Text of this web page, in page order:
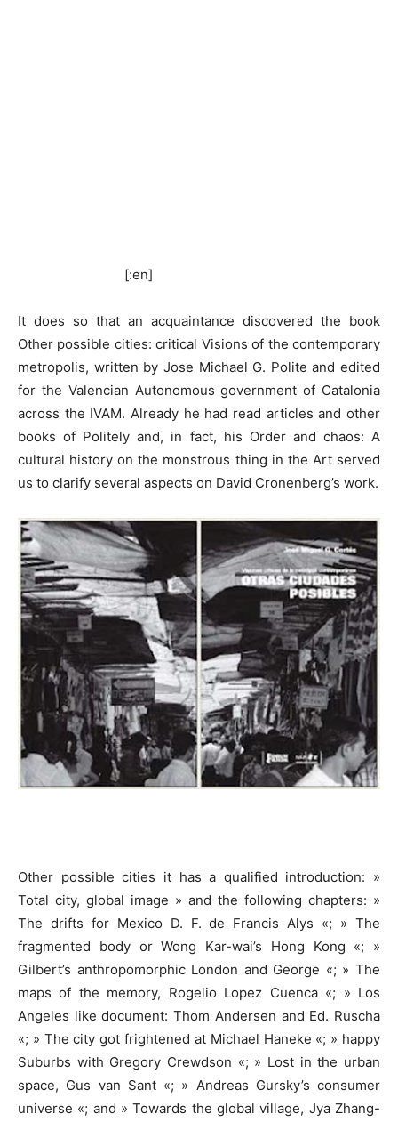
[:en]
It does so that an acquaintance discovered the book
Other possible cities: critical Visions of the contemporary
metropolis, written by Jose Michael G. Polite and edited
for the Valencian Autonomous government of Catalonia
across the IVAM. Already he had read articles and other
books of Politely and, in fact, his Order and chaos: A
cultural history on the monstrous thing in the Art served
us to clarify several aspects on David Cronenberg’s work.
Other possible cities it has a qualified introduction: »
Total city, global image » and the following chapters: »
The drifts for Mexico D. F. de Francis Alys «; » The
fragmented body or Wong Kar-wai’s Hong Kong «; »
Gilbert’s anthropomorphic London and George «; » The
maps of the memory, Rogelio Lopez Cuenca «; » Los
Angeles like document: Thom Andersen and Ed. Ruscha
«; » The city got frightened at Michael Haneke «; » happy
Suburbs with Gregory Crewdson «; » Lost in the urban
space, Gus van Sant «; » Andreas Gursky’s consumer
universe «; and » Towards the global village, Jya Zhang-